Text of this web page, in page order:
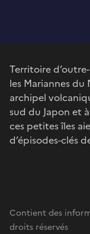
Territoire
les Mariannes
archipel
sud du Japon et
ces petites îles
d’épisodes-clés
Contient des
droits réservés